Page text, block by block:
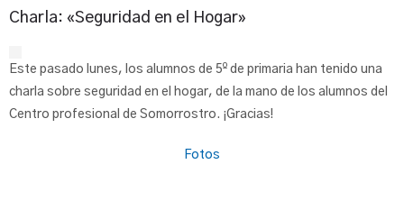
Charla: «Seguridad en el Hogar»
Este pasado lunes, los alumnos de 5º de primaria han tenido una
charla sobre seguridad en el hogar, de la mano de los alumnos del
Centro profesional de Somorrostro. ¡Gracias!
Fotos